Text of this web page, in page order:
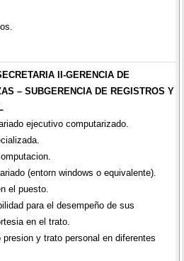
II-GERENCIA DE
– SUBGERENCIA DE REGISTROS Y
ejecutivo computarizado.
(entorn windows o equivalente).
el puesto.
para el desempeño de sus
en el trato.
y trato personal en diferentes